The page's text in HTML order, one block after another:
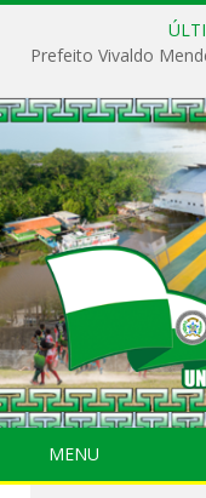
MENU